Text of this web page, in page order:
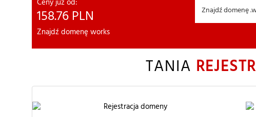
Ceny już od:
158.76 PLN
Znajdź domenę works
TANIA